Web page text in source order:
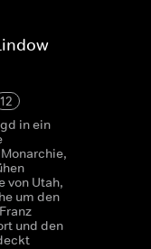
12
in ein
von Utah,
um den
und den